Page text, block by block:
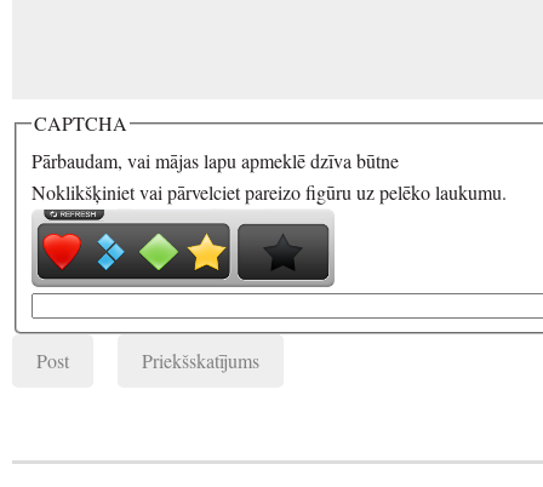
CAPTCHA
Pārbaudam, vai mājas lapu apmeklē dzīva būtne
Noklikšķiniet vai pārvelciet pareizo figūru uz pelēko laukumu.